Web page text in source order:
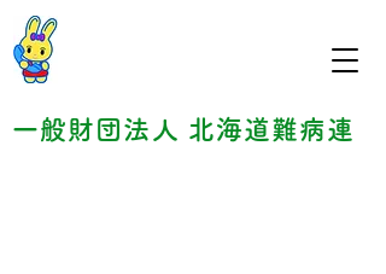
一般財団法人 北海道難病連